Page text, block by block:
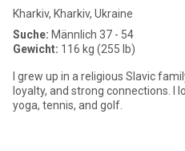
Kharkiv, Kharkiv, Ukraine
Suche: Männlich 37 - 54
Gewicht: 116 kg (255 lb)
I grew up in a religious Slavic
loyalty, and strong connections. I
yoga, tennis, and golf.